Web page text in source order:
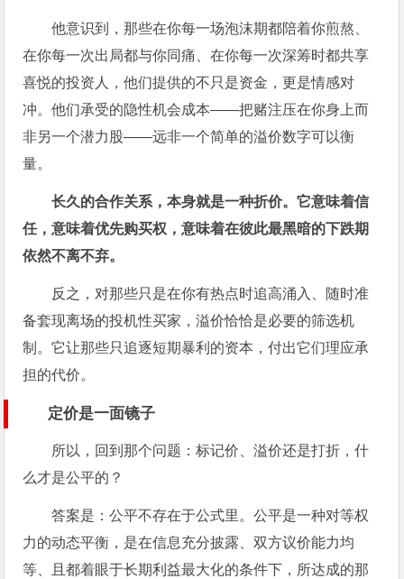
他意识到，那些在你每一场泡沫期都陪着你煎熬、
在你每一次出局都与你同痛、在你每一次深筹时都共享
喜悦的投资人，他们提供的不只是资金，更是情感对
冲。他们承受的隐性机会成本——把赌注压在你身上而
非另一个潜力股——远非一个简单的溢价数字可以衡
量。
长久的合作关系，本身就是一种折价。它意味着信
任，意味着优先购买权，意味着在彼此最黑暗的下跌期
依然不离不弃。
反之，对那些只是在你有热点时追高涌入、随时准
备套现离场的投机性买家，溢价恰恰是必要的筛选机
制。它让那些只追逐短期暴利的资本，付出它们理应承
担的代价。
定价是一面镜子
所以，回到那个问题：标记价、溢价还是打折，什
么才是公平的？
答案是：公平不存在于公式里。公平是一种对等权
力的动态平衡，是在信息充分披露、双方议价能力均
等、且都着眼于长期利益最大化的条件下，所达成的那